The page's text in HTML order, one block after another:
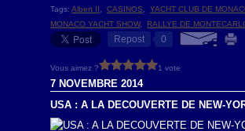
Tags: Albert II CASINOS YACHT CLUB DE
MONACO YACHT SHOW, RALLYE DE
Repost 0
Vous aimez ? 1 vote
7 NOVEMBRE 2014
USA : A LA DECOUVERTE DE NEW-